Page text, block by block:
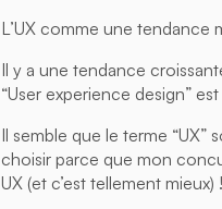
L’UX comme une tendance
Il y a une tendance
“User experience design”
Il semble que le terme “UX”
choisir parce que mon
UX (et c’est tellement mieux)